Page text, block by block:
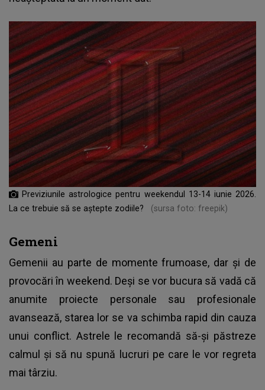
Previziunile astrologice pentru weekendul 13-14 iunie 2026.
La ce trebuie să se aștepte zodiile?
(sursa foto: freepik)
Gemeni
Gemenii au parte de momente frumoase, dar și de
provocări în weekend. Deși se vor bucura să vadă că
anumite proiecte personale sau profesionale
avansează, starea lor se va schimba rapid din cauza
unui conflict. Astrele le recomandă să-și păstreze
calmul și să nu spună lucruri pe care le vor regreta
mai târziu.